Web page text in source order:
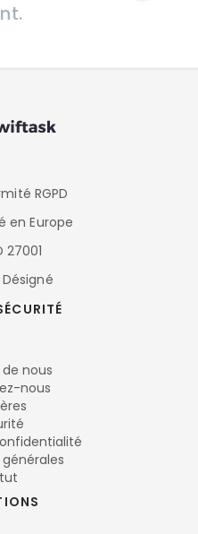
RGPD
en Europe
27001
Désigné
nous
nous